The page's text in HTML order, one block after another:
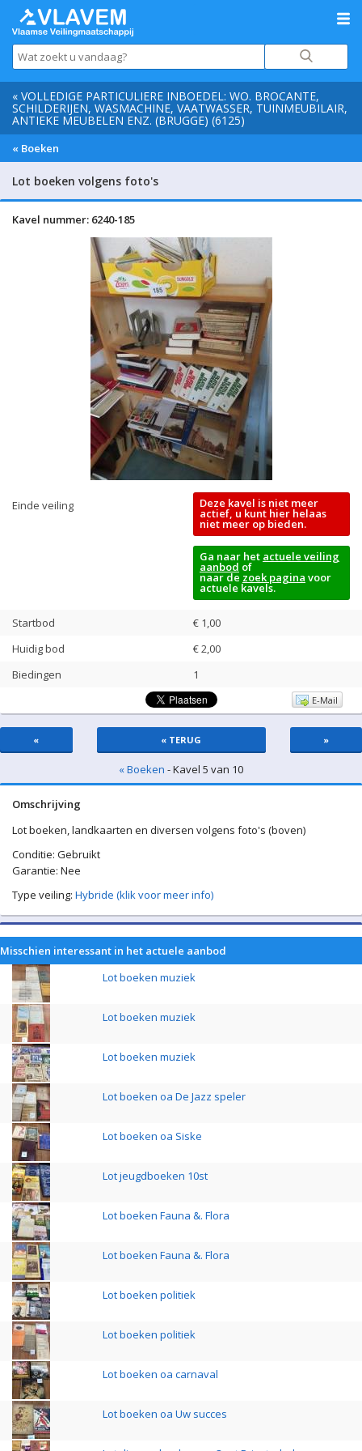
« VOLLEDIGE PARTICULIERE INBOEDEL: WO. BROCANTE,
SCHILDERIJEN, WASMACHINE, VAATWASSER, TUINMEUBILAIR,
ANTIEKE MEUBELEN ENZ. (BRUGGE) (6125)
« Boeken
Lot boeken volgens foto's
Kavel nummer: 6240-185
Einde veiling Deze kavel is niet meer
actief, u kunt hier helaas
niet meer op bieden.
Ga naar het actuele veiling
aanbod of
naar de zoek pagina voor
actuele kavels.
Startbod
€ 1,00
Huidig bod
€2,00
Biedingen
1
E-Mail
« « TERUG »
« Boeken - Kavel 5 van 10
Omschrijving
Lot boeken, landkaarten en diversen volgens foto's (boven)
Conditie: Gebruikt
Garantie: Nee
Type veiling: Hybride (klik voor meer info)
Misschien interessant in het actuele aanbod
Lot boeken muziek
Lot boeken muziek
Lot boeken muziek
Lot boeken oa De Jazz speler
Lot boeken oa Siske
Lot jeugdboeken 10st
Lot boeken Fauna &. Flora
Lot boeken Fauna &. Flora
Lot boeken politiek
Lot boeken politiek
Lot boeken oa carnaval
Lot boeken oa Uw succes